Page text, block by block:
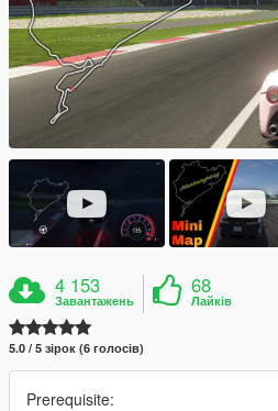
4 153
Завантажень
68
Лайків
5.0 / 5 зірок (6 голосів)
Prerequisite: